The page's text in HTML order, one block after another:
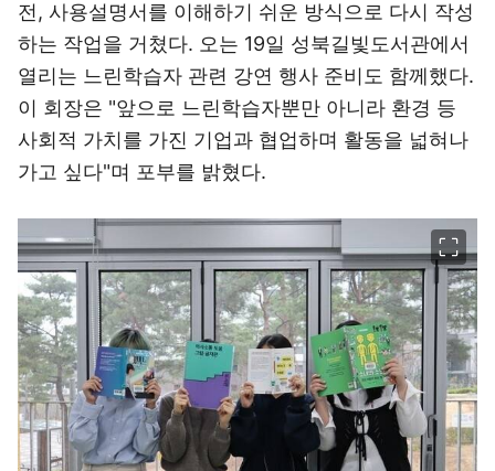
전, 사용설명서를 이해하기 쉬운 방식으로 다시 작성
하는 작업을 거쳤다. 오는 19일 성북길빛도서관에서
열리는 느린학습자 관련 강연 행사 준비도 함께했다.
이 회장은 "앞으로 느린학습자뿐만 아니라 환경 등
사회적 가치를 가진 기업과 협업하며 활동을 넓혀나
가고 싶다"며 포부를 밝혔다.